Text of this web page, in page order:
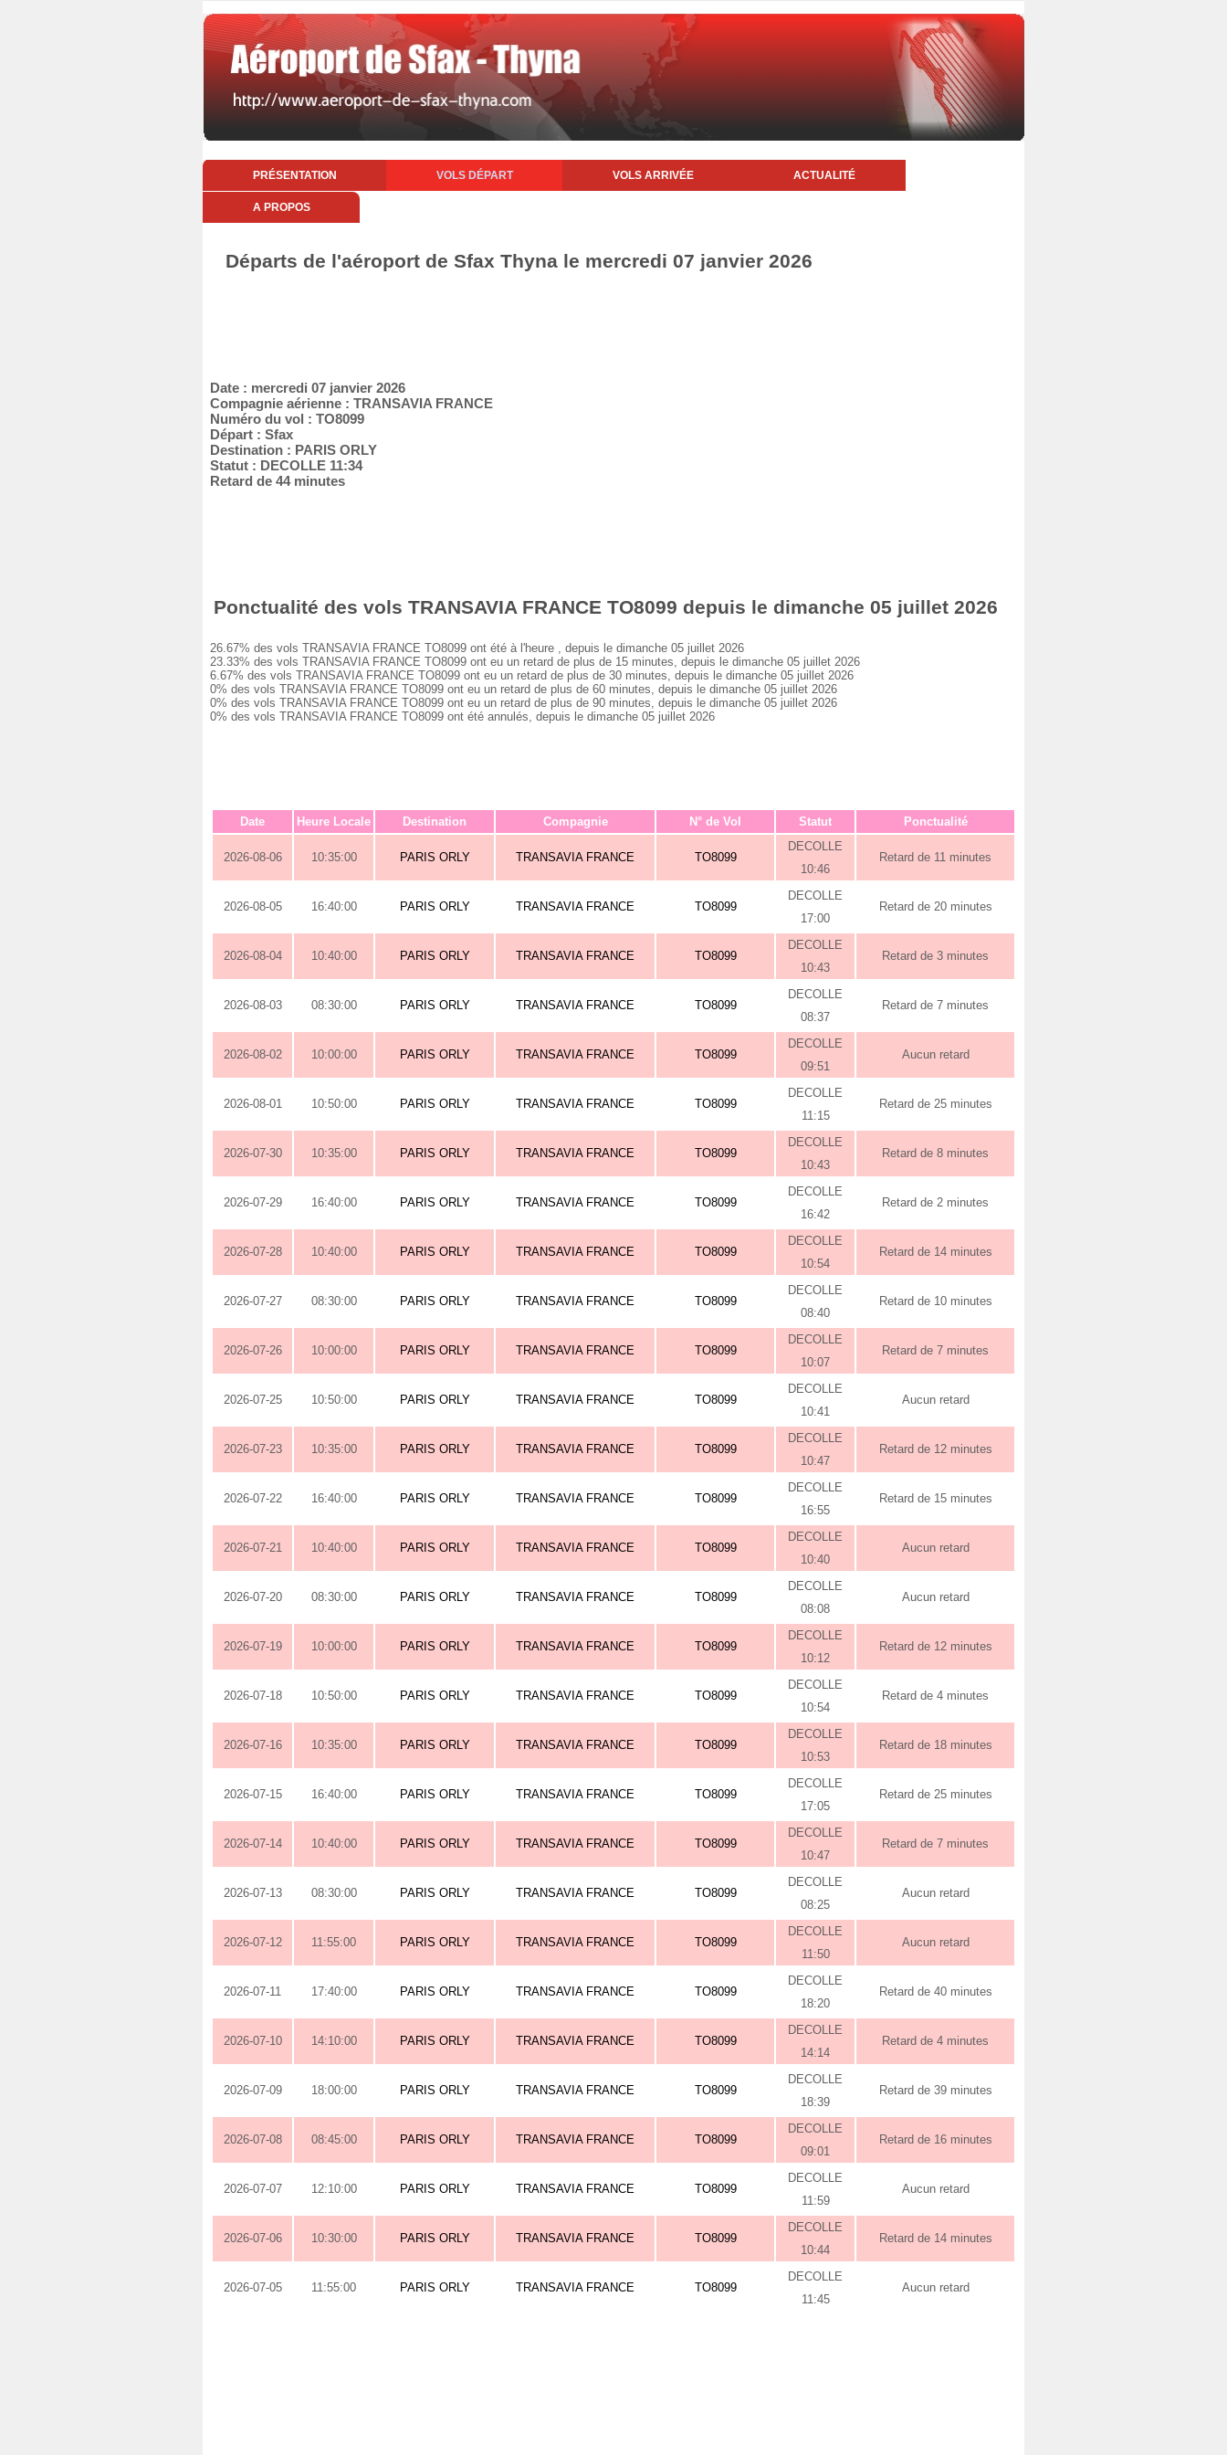
PRÉSENTATION VOLS DÉPART VOLS ARRIVÉE ACTUALITÉ
A PROPOS
Départs de l'aéroport de Sfax Thyna le mercredi 07 janvier 2026
Date : mercredi 07 janvier 2026
Compagnie aérienne : TRANSAVIA FRANCE
Numéro du vol : TO8099
Départ : Sfax
Destination : PARIS ORLY
Statut : DECOLLE 11:34
Retard de 44 minutes
Ponctualité des vols TRANSAVIA FRANCE TO8099 depuis le dimanche 05 juillet 2026
26.67% des vols TRANSAVIA FRANCE TO8099 ont été à l'heure , depuis le dimanche 05 juillet 2026
23.33% des vols TRANSAVIA FRANCE TO8099 ont eu un retard de plus de 15 minutes, depuis le dimanche 05 juillet 2026
6.67% des vols TRANSAVIA FRANCE TO8099 ont eu un retard de plus de 30 minutes, depuis le dimanche 05 juillet 2026
0% des vols TRANSAVIA FRANCE TO8099 ont eu un retard de plus de 60 minutes, depuis le dimanche 05 juillet 2026
0% des vols TRANSAVIA FRANCE TO8099 ont eu un retard de plus de 90 minutes, depuis le dimanche 05 juillet 2026
0% des vols TRANSAVIA FRANCE TO8099 ont été annulés, depuis le dimanche 05 juillet 2026
Date Heure Locale Destination Compagnie N° de Vol Statut Ponctualité
2026-08-06 10:35:00 PARIS ORLY TRANSAVIA FRANCE TO8099
DECOLLE
10:46
Retard de 11 minutes
2026-08-05 16:40:00 PARIS ORLY TRANSAVIA FRANCE TO8099
DECOLLE
17:00
Retard de 20 minutes
2026-08-04 10:40:00 PARIS ORLY TRANSAVIA FRANCE TO8099
DECOLLE
10:43
Retard de 3 minutes
2026-08-03 08:30:00 PARIS ORLY TRANSAVIA FRANCE TO8099
DECOLLE
08:37
Retard de 7 minutes
2026-08-02 10:00:00 PARIS ORLY TRANSAVIA FRANCE TO8099
DECOLLE
09:51
Aucun retard
2026-08-01 10:50:00 PARIS ORLY TRANSAVIA FRANCE TO8099
DECOLLE
11:15
Retard de 25 minutes
2026-07-30 10:35:00 PARIS ORLY TRANSAVIA FRANCE TO8099
DECOLLE
10:43
Retard de 8 minutes
2026-07-29 16:40:00 PARIS ORLY TRANSAVIA FRANCE TO8099
DECOLLE
16:42
Retard de 2 minutes
2026-07-28 10:40:00 PARIS ORLY TRANSAVIA FRANCE TO8099
DECOLLE
10:54
Retard de 14 minutes
2026-07-27 08:30:00 PARIS ORLY TRANSAVIA FRANCE TO8099
DECOLLE
08:40
Retard de 10 minutes
2026-07-26 10:00:00 PARIS ORLY TRANSAVIA FRANCE TO8099
DECOLLE
10:07
Retard de 7 minutes
2026-07-25 10:50:00 PARIS ORLY TRANSAVIA FRANCE TO8099
DECOLLE
10:41
Aucun retard
2026-07-23 10:35:00 PARIS ORLY TRANSAVIA FRANCE TO8099
DECOLLE
10:47
Retard de 12 minutes
2026-07-22 16:40:00 PARIS ORLY TRANSAVIA FRANCE TO8099
DECOLLE
16:55
Retard de 15 minutes
2026-07-21 10:40:00 PARIS ORLY TRANSAVIA FRANCE TO8099
DECOLLE
10:40
Aucun retard
2026-07-20 08:30:00 PARIS ORLY TRANSAVIA FRANCE TO8099
DECOLLE
08:08
Aucun retard
2026-07-19 10:00:00 PARIS ORLY TRANSAVIA FRANCE TO8099
DECOLLE
10:12
Retard de 12 minutes
2026-07-18 10:50:00 PARIS ORLY TRANSAVIA FRANCE TO8099
DECOLLE
10:54
Retard de 4 minutes
2026-07-16 10:35:00 PARIS ORLY TRANSAVIA FRANCE TO8099
DECOLLE
10:53
Retard de 18 minutes
2026-07-15 16:40:00 PARIS ORLY TRANSAVIA FRANCE TO8099
DECOLLE
17:05
Retard de 25 minutes
2026-07-14 10:40:00 PARIS ORLY TRANSAVIA FRANCE TO8099
DECOLLE
10:47
Retard de 7 minutes
2026-07-13 08:30:00 PARIS ORLY TRANSAVIA FRANCE TO8099
DECOLLE
08:25
Aucun retard
2026-07-12 11:55:00 PARIS ORLY TRANSAVIA FRANCE TO8099
DECOLLE
11:50
Aucun retard
2026-07-11 17:40:00 PARIS ORLY TRANSAVIA FRANCE TO8099
DECOLLE
18:20
Retard de 40 minutes
2026-07-10 14:10:00 PARIS ORLY TRANSAVIA FRANCE TO8099
DECOLLE
14:14
Retard de 4 minutes
2026-07-09 18:00:00 PARIS ORLY TRANSAVIA FRANCE TO8099
DECOLLE
18:39
Retard de 39 minutes
2026-07-08 08:45:00 PARIS ORLY TRANSAVIA FRANCE TO8099
DECOLLE
09:01
Retard de 16 minutes
2026-07-07 12:10:00 PARIS ORLY TRANSAVIA FRANCE TO8099
DECOLLE
11:59
Aucun retard
2026-07-06 10:30:00 PARIS ORLY TRANSAVIA FRANCE TO8099
DECOLLE
10:44
Retard de 14 minutes
2026-07-05 11:55:00 PARIS ORLY TRANSAVIA FRANCE TO8099
DECOLLE
11:45
Aucun retard